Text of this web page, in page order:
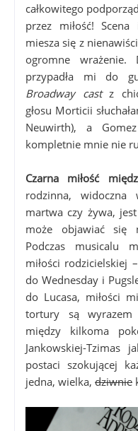
całkowitego
przez miłość!
miesza się z
ogromne
przypadła mi do
Broadway castz
głosu Morticii
Neuwirth), a
kompletnie mnie nie
Czarna miłość
rodzinna, widoczna
martwa czy żywa,
może objawiać się
Podczas musicalu
miłości rodzicielskiej
do Wednesday i
do Lucasa, miłości
tortury są wyrazem
między kilkoma
Jankowskiej-Tzimas
postaci szokującej
jedna, wielka, dziwnie